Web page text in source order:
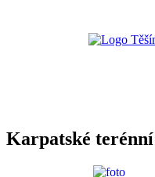
Karpatské